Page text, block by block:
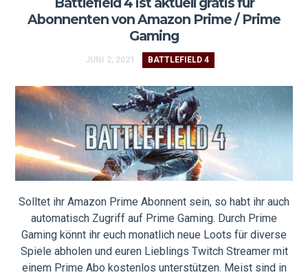
Abonnenten von Amazon Prime / Prime
Gaming
JUNI 2, 2021 BATTLEFIELD 4
Solltet ihr Amazon Prime Abonnent sein, so habt ihr auch
automatisch Zugriff auf Prime Gaming. Durch Prime
Gaming könnt ihr euch monatlich neue Loots für diverse
Spiele abholen und euren Lieblings Twitch Streamer mit
einem Prime Abo kostenlos unterstützen. Meist sind in